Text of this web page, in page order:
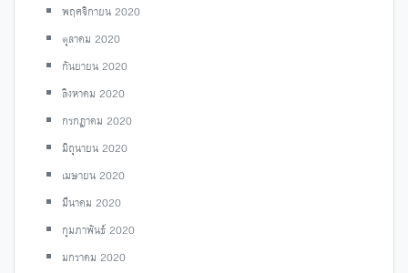
พฤศจิกายน 2020
ตุลาคม 2020
กันยายน 2020
สิงหาคม 2020
กรกฎาคม 2020
มิถุนายน 2020
เมษายน 2020
มีนาคม 2020
กุมภาพันธ์ 2020
มกราคม 2020